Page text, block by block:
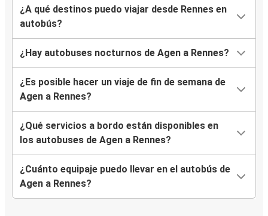
¿A qué destinos puedo viajar desde Rennes en
autobús?
¿Hay autobuses nocturnos de Agen a Rennes?
¿Es posible hacer un viaje de fin de semana de
Agen a Rennes?
¿Qué servicios a bordo están disponibles en
los autobuses de Agen a Rennes?
¿Cuánto equipaje puedo llevar en el autobús de
Agen a Rennes?